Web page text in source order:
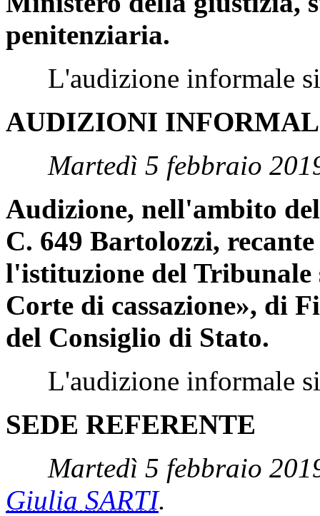
penitenziaria.
L'audizione informale si
AUDIZIONI
Martedì 5 febbraio
Audizione, nell'ambito
C. 649 Bartolozzi,
l'istituzione del Tribunale
Corte di cassazione», di
del Consiglio di Stato.
L'audizione informale si
SEDE REFERENTE
Martedì 5 febbraio
Giulia SARTI.